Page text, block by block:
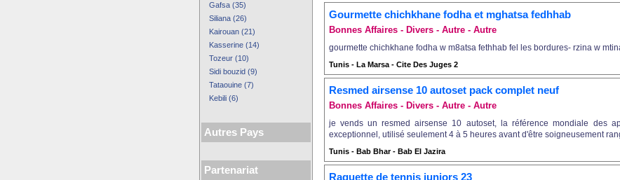
Gafsa (35)
Siliana (26)
Kairouan (21)
Kasserine (14)
Tozeur (10)
Sidi bouzid (9)
Tataouine (7)
Kebili (6)
Autres Pays
Partenariat
Gourmette chichkhane fodha et mghatsa fedhhab
Bonnes Affaires - Divers - Autre - Autre
gourmette chichkhane fodha w m8atsa fethhab fel les bordures- rzina w
Tunis - La Marsa - Cite Des Juges 2
Resmed airsense 10 autoset pack complet neuf
Bonnes Affaires - Divers - Autre - Autre
je vends un resmed airsense 10 autoset, la référence mondiale des
exceptionnel, utilisé seulement 4 à 5 heures avant d'être soigneusement
Tunis - Bab Bhar - Bab El Jazira
Raquette de tennis juniors 23